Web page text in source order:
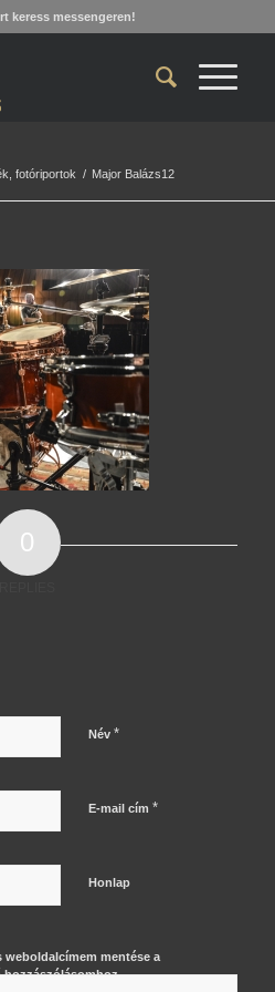
keress messengeren!
fotóriportok / Major Balázs12
0
Név *
E-mail cím *
Honlap
weboldalcímem mentése a
hozzászólásomhoz.